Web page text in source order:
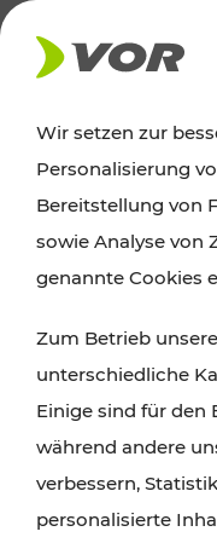
AKTUELLES
Wien,
Wanderungen,
Radtouren oder
Attraktionen sind
Angeboten des
Wir setzen zur
Personalisierung
Bereitstellung von
sowie Analyse von
genannte Cookies
Zum Betrieb
unterschiedliche
Einige sind für den
während andere
verbessern,
personalisierte